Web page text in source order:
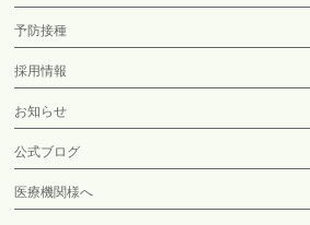
予防接種
採用情報
お知らせ
公式ブログ
医療機関様へ